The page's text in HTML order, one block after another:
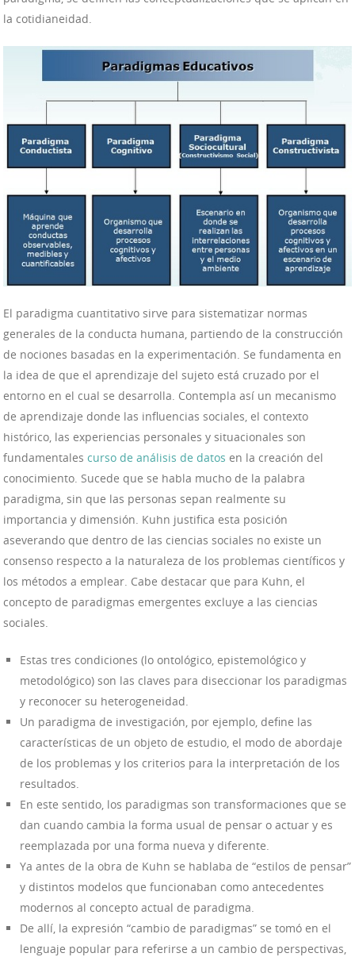
la cotidianeidad.
El paradigma cuantitativo sirve para sistematizar normas
generales de la conducta humana, partiendo de la construcción
de nociones basadas en la experimentación. Se fundamenta en
la idea de que el aprendizaje del sujeto está cruzado por el
entorno en el cual se desarrolla. Contempla así un mecanismo
de aprendizaje donde las influencias sociales, el contexto
histórico, las experiencias personales y situacionales son
fundamentales curso de análisis de datos en la creación del
conocimiento. Sucede que se habla mucho de la palabra
paradigma, sin que las personas sepan realmente su
importancia y dimensión. Kuhn justifica esta posición
aseverando que dentro de las ciencias sociales no existe un
consenso respecto a la naturaleza de los problemas científicos y
los métodos a emplear. Cabe destacar que para Kuhn, el
concepto de paradigmas emergentes excluye a las ciencias
sociales.
Estas tres condiciones (lo ontológico, epistemológico y
metodológico) son las claves para diseccionar los paradigmas
y reconocer su heterogeneidad.
Un paradigma de investigación, por ejemplo, define las
características de un objeto de estudio, el modo de abordaje
de los problemas y los criterios para la interpretación de los
resultados.
En este sentido, los paradigmas son transformaciones que se
dan cuando cambia la forma usual de pensar o actuar y es
reemplazada por una forma nueva y diferente.
Ya antes de la obra de Kuhn se hablaba de “estilos de pensar”
y distintos modelos que funcionaban como antecedentes
modernos al concepto actual de paradigma.
De allí, la expresión “cambio de paradigmas” se tomó en el
lenguaje popular para referirse a un cambio de perspectivas,